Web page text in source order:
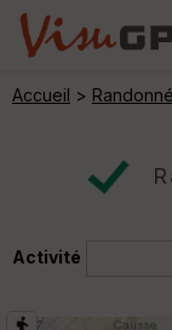
Accueil >
Activité